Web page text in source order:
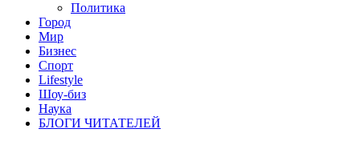
Политика
Город
Мир
Бизнес
Спорт
Lifestyle
Шоу-биз
Наука
БЛОГИ ЧИТАТЕЛЕЙ